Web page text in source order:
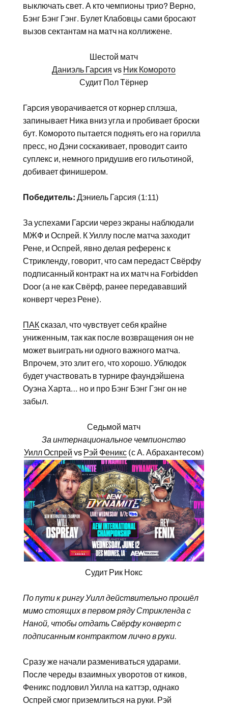
выключать свет. А кто чемпионы трио? Верно,
Бэнг Бэнг Гэнг. Булет Клабовцы сами бросают
вызов сектантам на матч на коллижене.
Шестой матч
Даниэль Гарсия vs Ник Коморото
Судит Пол Тёрнер
Гарсия уворачивается от корнер сплэша,
запинывает Ника вниз угла и пробивает броски
бут. Коморото пытается поднять его на горилла
пресс, но Дэни соскакивает, проводит саито
суплекс и, немного придушив его гильотиной,
добивает финишером.
Победитель: Дэниель Гарсия (1:11)
За успехами Гарсии через экраны наблюдали
МЖФ и Оспрей. К Уиллу после матча заходит
Рене, и Оспрей, явно делая референс к
Стрикленду, говорит, что сам передаст Свёрфу
подписанный контракт на их матч на Forbidden
Door (а не как Свёрф, ранее передававший
конверт через Рене).
ПАКсказал, что чувствует себя крайне
униженным, так как после возвращения он не
может выиграть ни одного важного матча.
Впрочем, это злит его, что хорошо. Ублюдок
будет участвовать в турнире фаундэйшена
Оуэна Харта… но и про Бэнг Бэнг Гэнг он не
забыл.
Седьмой матч
За интернациональное чемпионство
Уилл Оспрей vs Рэй Феникс(с А. Абрахантесом)
Судит Рик Нокс
По пути к рингу Уилл действительно прошёл
мимо стоящих в первом ряду Стрикленда с
Наной, чтобы отдать Свёрфу конверт с
подписанным контрактом лично в руки.
Сразу же начали размениваться ударами.
После череды взаимных уворотов от киков,
Феникс подловил Уилла на каттэр, однако
Оспрей смог приземлиться на руки. Рэй